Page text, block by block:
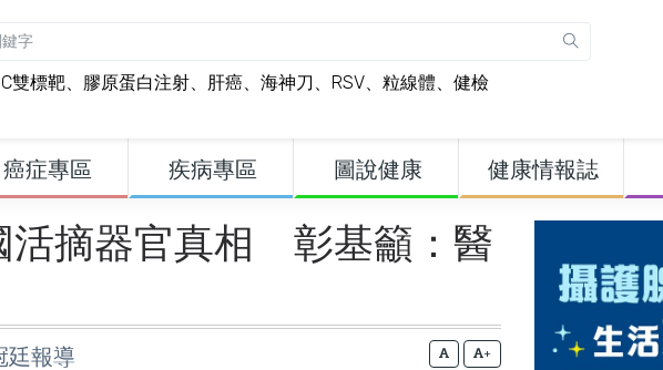
雙標靶、 膠原蛋白注射、 肝癌、 海神刀 、 RSV、 粒線體、 健檢
癌症專區 疾病專區 圖說健康 健康情報誌
活摘器官真相 彰基籲：醫
廷報導 +